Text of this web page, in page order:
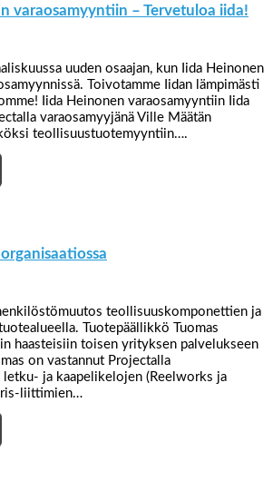
varaosamyyntiin – Tervetuloa iida!
uuden osaajan, kun Iida Heinonen
Toivotamme Iidan lämpimästi
Iida Heinonen varaosamyyntiin Iida
varaosamyyjänä Ville Määtän
teollisuustuotemyyntiin….
teollisuuskomponettien ja
Tuotepäällikkö Tuomas
haasteisiin toisen yrityksen palvelukseen
on vastannut Projectalla
ja kaapelikelojen (Reelworks ja
liittimien…